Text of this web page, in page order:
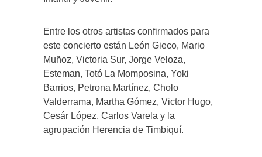
Entre los otros artistas confirmados para
este concierto están León Gieco, Mario
Muñoz, Victoria Sur, Jorge Veloza,
Esteman, Totó La Momposina, Yoki
Barrios, Petrona Martínez, Cholo
Valderrama, Martha Gómez, Victor Hugo,
Cesár López, Carlos Varela y la
agrupación Herencia de Timbiquí.